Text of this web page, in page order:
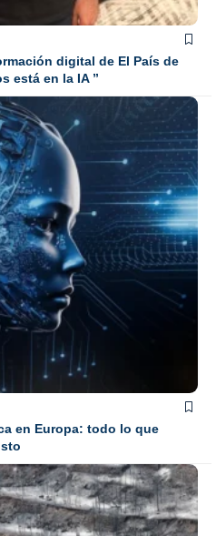
digital de El País de
está en la IA ”
en Europa: todo lo que